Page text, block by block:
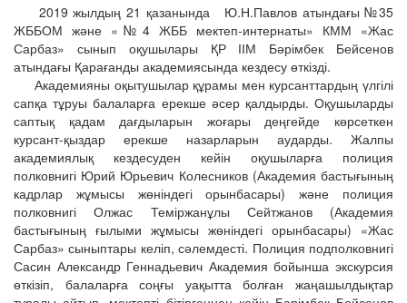
2019 жылдың 21 қазанында Ю.Н.Павлов атындағы №35
ЖББОМ және «№4 ЖББ мектеп-интернаты» КММ «Жас
Сарбаз» сынып оқушылары ҚР ІІМ Бәрімбек Бейсенов
атындағы Қарағанды академиясында кездесу өткізді.
Академияны оқытушылар құрамы мен курсанттардың үлгілі
сапқа тұруы балаларға ерекше әсер қалдырды. Оқушыларды
саптық қадам дағдыларын жоғары деңгейде көрсеткен
курсант-қыздар ерекше назарларын аударды. Жалпы
академиялық кездесуден кейін оқушыларға полиция
полковнигі Юрий Юрьевич Колесников (Академия бастығының
кадрлар жұмысы жөніндегі орынбасары) және полиция
полковнигі Олжас Теміржанұлы Сейтжанов (Академия
бастығының ғылыми жұмысы жөніндегі орынбасары) «Жас
Сарбаз» сыныптары келіп, сәлемдесті. Полиция подполковнигі
Сасин Александр Геннадьевич Академия бойынша экскурсия
өткізіп, балаларға соңғы уақытта болған жаңашылдықтар